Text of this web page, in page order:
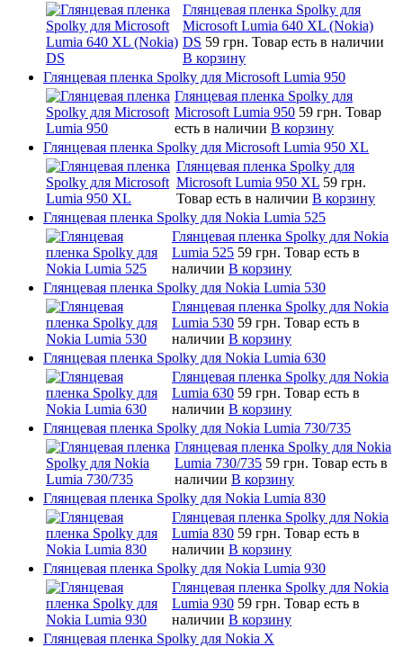
Глянцевая пленка Spolky для
Microsoft Lumia 640 XL (Nokia)
DS 59 грн. Товар есть в наличии
В корзину
Глянцевая пленка Spolky для Microsoft Lumia 950
Глянцевая пленка Spolky для
Microsoft Lumia 950 59 грн. Товар
есть в наличии В корзину
Глянцевая пленка Spolky для Microsoft Lumia 950 XL
Глянцевая пленка Spolky для
Microsoft Lumia 950 XL 59 грн.
Товар есть в наличии В корзину
Глянцевая пленка Spolky для Nokia Lumia 525
Глянцевая пленка Spolky для Nokia
Lumia 525 59 грн. Товар есть в
наличии В корзину
Глянцевая пленка Spolky для Nokia Lumia 530
Глянцевая пленка Spolky для Nokia
Lumia 530 59 грн. Товар есть в
наличии В корзину
Глянцевая пленка Spolky для Nokia Lumia 630
Глянцевая пленка Spolky для Nokia
Lumia 630 59 грн. Товар есть в
наличии В корзину
Глянцевая пленка Spolky для Nokia Lumia 730/735
Глянцевая пленка Spolky для Nokia
Lumia 730/735 59 грн. Товар есть в
наличии В корзину
Глянцевая пленка Spolky для Nokia Lumia 830
Глянцевая пленка Spolky для Nokia
Lumia 830 59 грн. Товар есть в
наличии В корзину
Глянцевая пленка Spolky для Nokia Lumia 930
Глянцевая пленка Spolky для Nokia
Lumia 930 59 грн. Товар есть в
наличии В корзину
Глянцевая пленка Spolky для Nokia X